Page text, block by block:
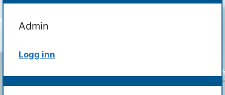
Admin
Logg inn